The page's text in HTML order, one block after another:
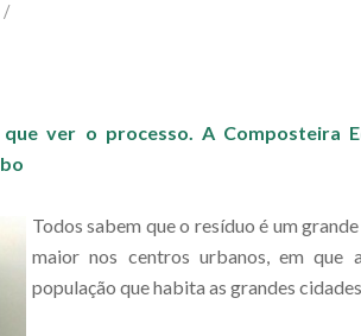
/
ver o processo. A Composteira
Todos sabem que o resíduo é um
maior nos centros urbanos, em que
população que habita as grandes